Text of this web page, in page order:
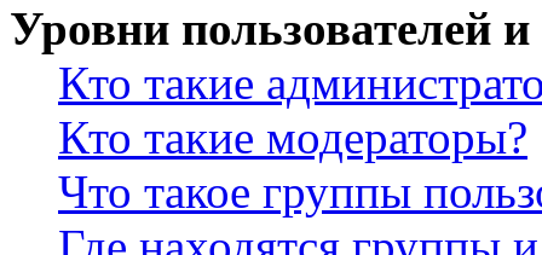
Уровни пользователей
Кто такие
Кто такие модераторы?
Что такое группы